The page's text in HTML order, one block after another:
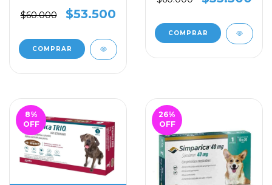
$60.000
$53.500
8%
OFF
26%
OFF